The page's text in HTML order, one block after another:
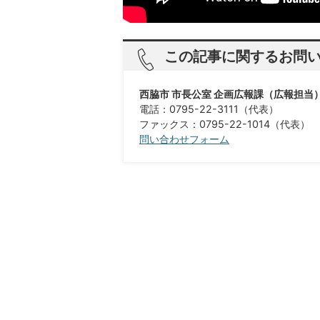
この記事に関するお問
西脇市 市長公室 企画広報課（広報担当）
電話：0795-22-3111（代表）
ファックス：0795-22-1014（代表）
問い合わせフォーム